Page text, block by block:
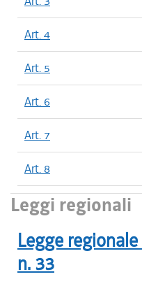
Art. 4
Art. 5
Art. 6
Art. 7
Art. 8
Leggi regionali
Legge regionale
n. 33